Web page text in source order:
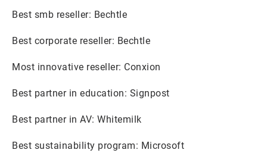
Best smb reseller: Bechtle
Best corporate reseller: Bechtle
Most innovative reseller: Conxion
Best partner in education: Signpost
Best partner in AV: Whitemilk
Best sustainability program: Microsoft